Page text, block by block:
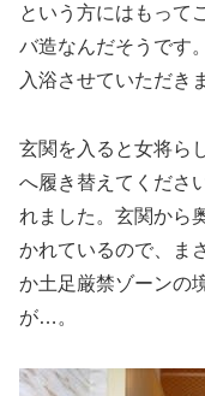
という方にはもって
バ造なんだそうです
入浴させていただき
玄関を入ると女将ら
へ履き替えてくださ
れました。玄関から
かれているので、ま
か土足厳禁ゾーンの
が…。